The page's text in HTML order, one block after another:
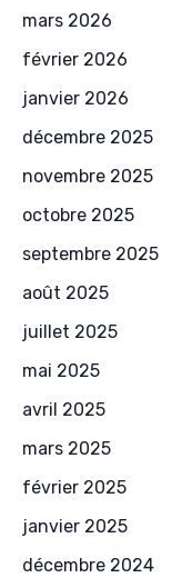
mars 2026
février 2026
janvier 2026
décembre 2025
novembre 2025
octobre 2025
septembre 2025
août 2025
juillet 2025
mai 2025
avril 2025
mars 2025
février 2025
janvier 2025
décembre 2024